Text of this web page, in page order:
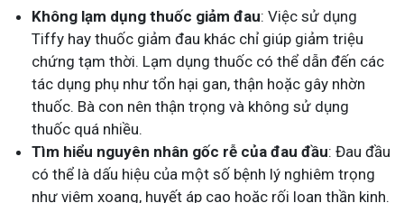
Không lạm dụng thuốc giảm đau: Việc sử dụng
Tiffy hay thuốc giảm đau khác chỉ giúp giảm triệu
chứng tạm thời. Lạm dụng thuốc có thể dẫn đến các
tác dụng phụ như tổn hại gan, thận hoặc gây nhờn
thuốc. Bà con nên thận trọng và không sử dụng
thuốc quá nhiều.
Tìm hiểu nguyên nhân gốc rễ của đau đầu: Đau đầu
có thể là dấu hiệu của một số bệnh lý nghiêm trọng
như viêm xoang, huyết áp cao hoặc rối loạn thần kinh.